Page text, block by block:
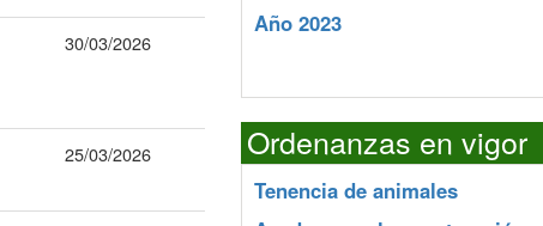
30/03/2026
25/03/2026
Año 2023
Ordenanzas en vigor
Tenencia de animales